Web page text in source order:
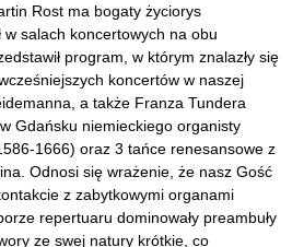
Rost ma bogaty życiorys
w salach koncertowych na obu
program, w którym znalazły się
koncertów w naszej
a także Franza Tundera
Gdańsku niemieckiego organisty
1666) oraz 3 tańce renesansowe z
Odnosi się wrażenie, że nasz Gość
z zabytkowymi organami
repertuaru dominowały preambuły
ze swej natury krótkie, co